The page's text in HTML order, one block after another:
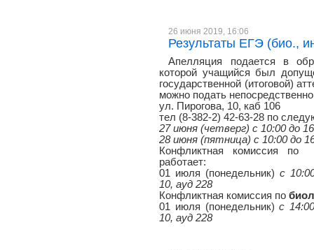
26 июня 2019, 16:06
Результаты ЕГЭ (био.,
Апелляция подается в
которой учащийся был
государственной (итоговой)
можно подать
ул. Пирогова, 10, каб 106
тел (8-382-2) 42-63-28 по
27 июня (четверг) с 10:00 до
28 июня (пятница) с 10:00 до
Конфликтная комиссия
работает:
01 июля (понедельник) с
10, ауд 228
Конфликтная комиссия по
01 июля (понедельник)с
10, ауд 228